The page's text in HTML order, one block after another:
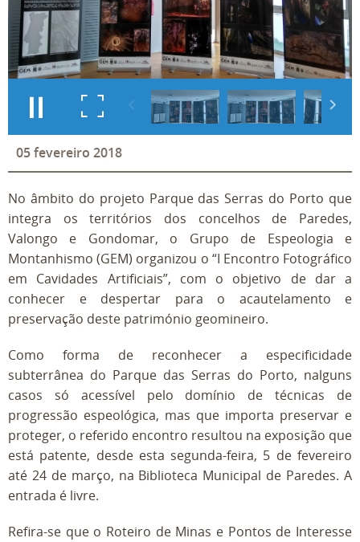
05fevereiro 2018
No âmbito do projeto Parque das Serras do Porto que
integra os territórios dos concelhos de Paredes,
Valongo e Gondomar, o Grupo de Espeologia e
Montanhismo (GEM) organizou o “I Encontro Fotográfico
em Cavidades Artificiais”, com o objetivo de dar a
conhecer e despertar para o acautelamento e
preservação deste património geomineiro.
Como forma de reconhecer a especificidade
subterrânea do Parque das Serras do Porto, nalguns
casos só acessível pelo domínio de técnicas de
progressão espeológica, mas que importa preservar e
proteger, o referido encontro resultou na exposição que
está patente, desde esta segunda-feira, 5 de fevereiro
até 24 de março, na Biblioteca Municipal de Paredes. A
entrada é livre.
Refira-se que o Roteiro de Minas e Pontos de Interesse